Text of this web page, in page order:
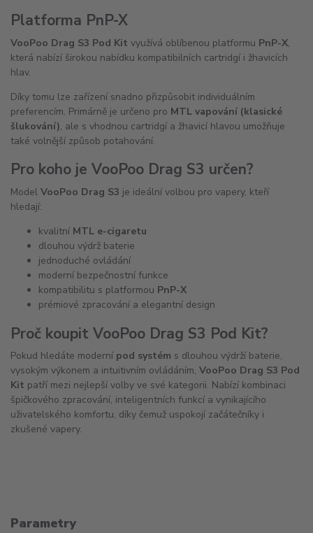
Platforma PnP-X
VooPoo Drag S3 Pod Kit využívá oblíbenou platformu PnP-X,
která nabízí širokou nabídku kompatibilních cartridgí i žhavicích
hlav.
Díky tomu lze zařízení snadno přizpůsobit individuálním
preferencím. Primárně je určeno pro MTL vapování (klasické
šlukování), ale s vhodnou cartridgí a žhavicí hlavou umožňuje
také volnější způsob potahování.
Pro koho je VooPoo Drag S3 určen?
Model VooPoo Drag S3 je ideální volbou pro vapery, kteří
hledají:
kvalitní MTL e-cigaretu
dlouhou výdrž baterie
jednoduché ovládání
moderní bezpečnostní funkce
kompatibilitu s platformou PnP-X
prémiové zpracování a elegantní design
Proč koupit VooPoo Drag S3 Pod Kit?
Pokud hledáte moderní pod systém s dlouhou výdrží baterie,
vysokým výkonem a intuitivním ovládáním, VooPoo Drag S3 Pod
Kit patří mezi nejlepší volby ve své kategorii. Nabízí kombinaci
špičkového zpracování, inteligentních funkcí a vynikajícího
uživatelského komfortu, díky čemuž uspokojí začátečníky i
zkušené vapery.
Parametry